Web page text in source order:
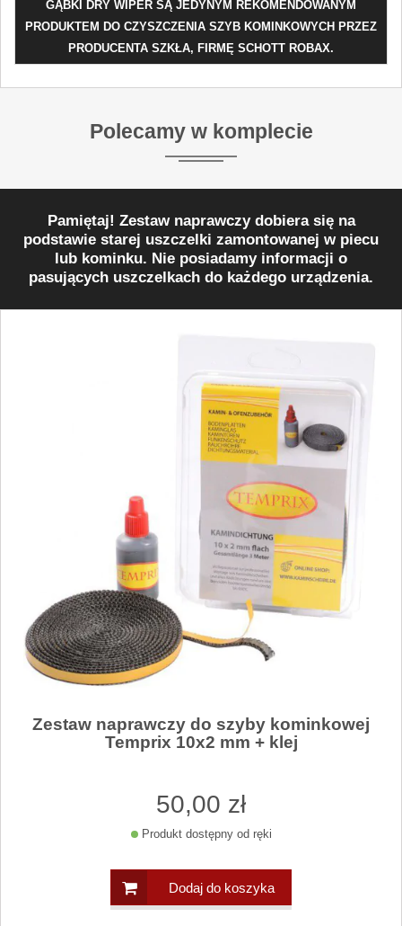
GĄBKI DRY WIPER SĄ JEDYNYM REKOMENDOWANYM
PRODUKTEM DO CZYSZCZENIA SZYB KOMINKOWYCH PRZEZ
PRODUCENTA SZKŁA, FIRMĘ SCHOTT ROBAX.
Polecamy w komplecie
Pamiętaj! Zestaw naprawczy dobiera się na
podstawie starej uszczelki zamontowanej w piecu
lub kominku. Nie posiadamy informacji o
pasujących uszczelkach do każdego urządzenia.
Zestaw naprawczy do szyby kominkowej
Temprix 10x2 mm + klej
50,00 zł
Produkt dostępny od ręki
Dodaj do koszyka